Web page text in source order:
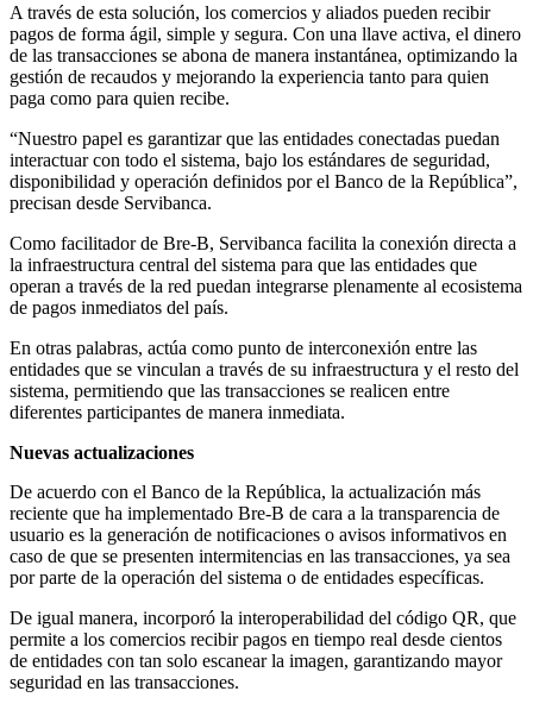
A través de esta solución, los comercios y aliados pueden recibir
pagos de forma ágil, simple y segura. Con una llave activa, el dinero
de las transacciones se abona de manera instantánea, optimizando la
gestión de recaudos y mejorando la experiencia tanto para quien
paga como para quien recibe.
“Nuestro papel es garantizar que las entidades conectadas puedan
interactuar con todo el sistema, bajo los estándares de seguridad,
disponibilidad y operación definidos por el Banco de la República”,
precisan desde Servibanca.
Como facilitador de Bre-B, Servibanca facilita la conexión directa a
la infraestructura central del sistema para que las entidades que
operan a través de la red puedan integrarse plenamente al ecosistema
de pagos inmediatos del país.
En otras palabras, actúa como punto de interconexión entre las
entidades que se vinculan a través de su infraestructura y el resto del
sistema, permitiendo que las transacciones se realicen entre
diferentes participantes de manera inmediata.
Nuevas actualizaciones
De acuerdo con el Banco de la República, la actualización más
reciente que ha implementado Bre-B de cara a la transparencia de
usuario es la generación de notificaciones o avisos informativos en
caso de que se presenten intermitencias en las transacciones, ya sea
por parte de la operación del sistema o de entidades específicas.
De igual manera, incorporó la interoperabilidad del código QR, que
permite a los comercios recibir pagos en tiempo real desde cientos
de entidades con tan solo escanear la imagen, garantizando mayor
seguridad en las transacciones.